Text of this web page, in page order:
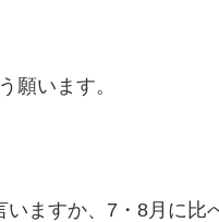
願います。
ますか、7・8月に比